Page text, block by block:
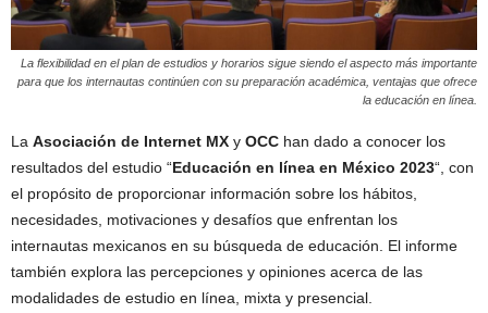
La flexibilidad en el plan de estudios y horarios sigue siendo el aspecto más importante
para que los internautas continúen con su preparación académica, ventajas que ofrece
la educación en línea.
La Asociación de Internet MX y OCC han dado a conocer los
resultados del estudio “Educación en línea en México 2023“, con
el propósito de proporcionar información sobre los hábitos,
necesidades, motivaciones y desafíos que enfrentan los
internautas mexicanos en su búsqueda de educación. El informe
también explora las percepciones y opiniones acerca de las
modalidades de estudio en línea, mixta y presencial.